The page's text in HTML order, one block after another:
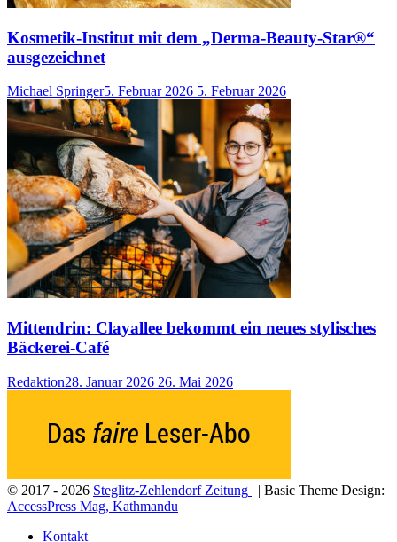
Kosmetik-Institut mit dem „Derma-Beauty-Star®“
ausgezeichnet
Michael Springer5. Februar 2026 5. Februar 2026
Mittendrin: Clayallee bekommt ein neues stylisches
Bäckerei-Café
Redaktion28. Januar 2026 26. Mai 2026
© 2017 - 2026 Steglitz-Zehlendorf Zeitung | | Basic Theme Design:
AccessPress Mag, Kathmandu
Kontakt